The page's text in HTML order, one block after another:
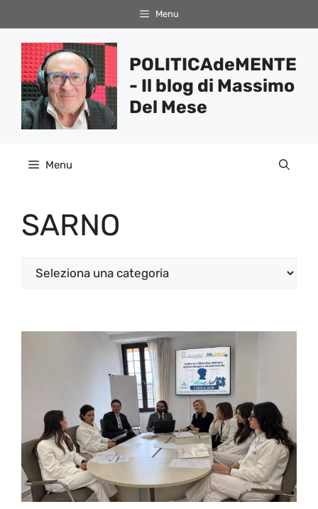
al
contenuto
Menu
POLITICAdeMENTE
- Il blog di Massimo
Del Mese
Menu
SARNO
Categorie